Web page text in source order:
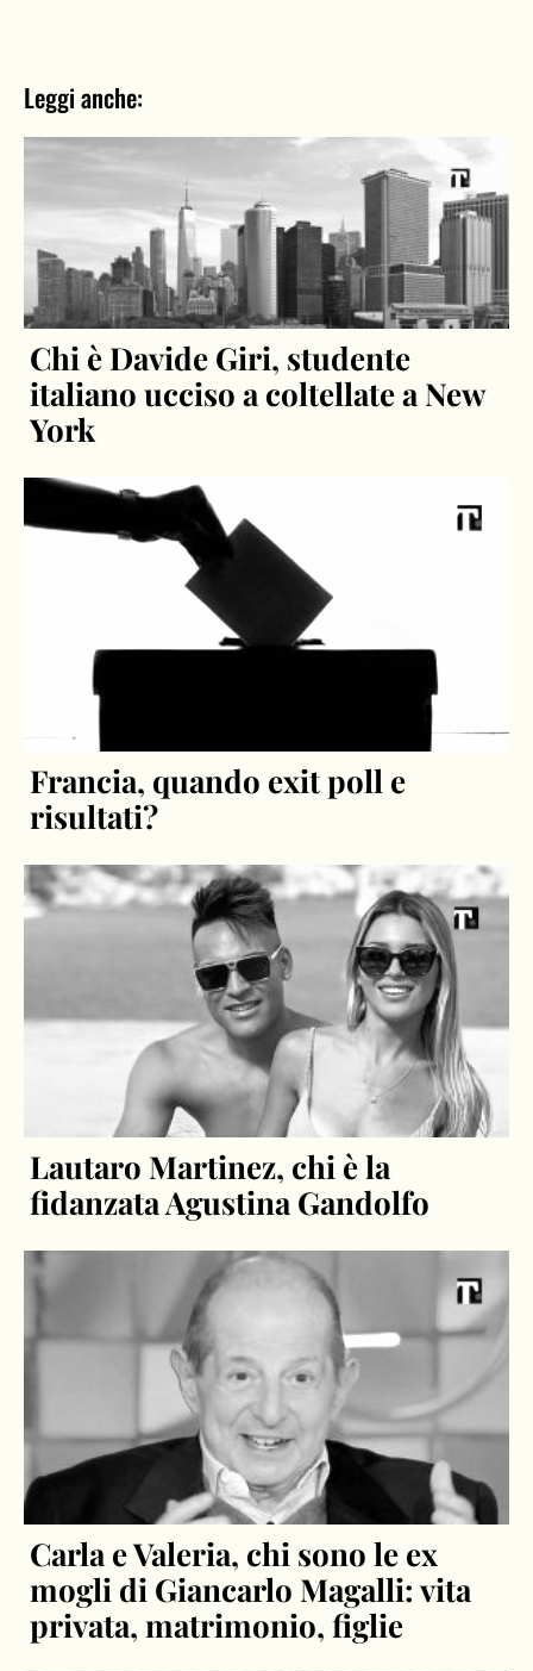
Leggi anche:
Chi è Davide Giri, studente
italiano ucciso a coltellate a New
York
Francia, quando exit poll e
risultati?
Lautaro Martinez, chi è la
fidanzata Agustina Gandolfo
Carla e Valeria, chi sono le ex
mogli di Giancarlo Magalli: vita
privata, matrimonio, figlie